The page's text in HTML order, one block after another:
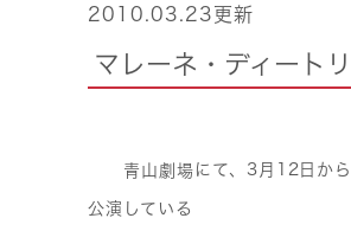
2010.03.23更新
マレーネ・ディート
青山劇場 にて、3月12日か
公演している